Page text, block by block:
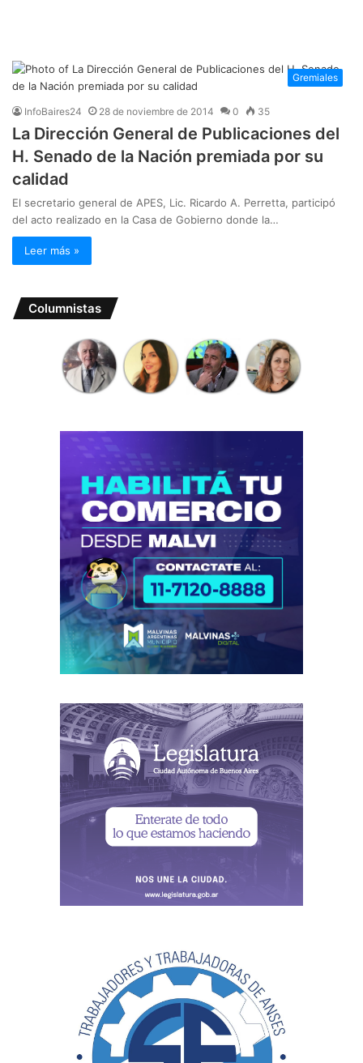
Gremiales
InfoBaires24 28 de noviembre de 2014 0 35
La Dirección General de Publicaciones del
H. Senado de la Nación premiada por su
calidad
El secretario general de APES, Lic. Ricardo A. Perretta, participó
del acto realizado en la Casa de Gobierno donde la…
Leer más »
Columnistas